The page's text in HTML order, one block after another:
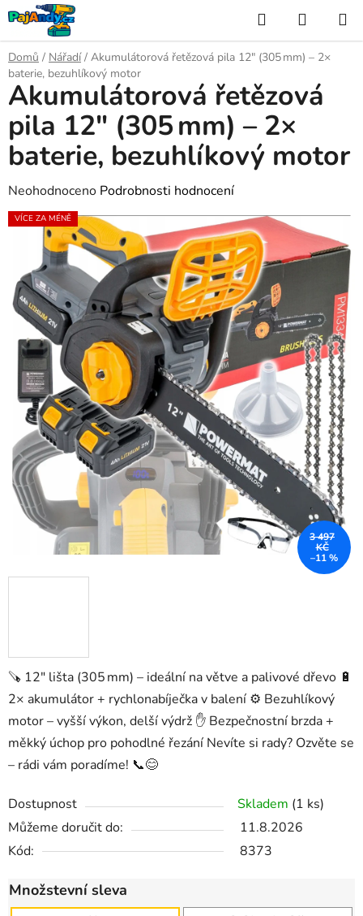
Přejít
na
obsah
Hledat
KOŠÍK
Domů / Nářadí / Akumulátorová řetězová pila 12″ (305 mm) – 2×
baterie, bezuhlíkový motor
🪚 12″ lišta (305 mm) – ideální na větve a palivové dřevo 🔋
2× akumulátor + rychlonabíječka v balení ⚙️ Bezuhlíkový
motor – vyšší výkon, delší výdrž ✋ Bezpečnostní brzda +
měkký úchop pro pohodlné řezání Nevíte si rady? Ozvěte se
– rádi vám poradíme! 📞😊
Dostupnost Skladem (1 ks)
Můžeme doručit do:
11.8.2026
Kód:
8373
Množstevní sleva
Akumulátorová řetězová
pila 12″ (305 mm) – 2×
baterie, bezuhlíkový motor
Průměrné
hodnocení
produktu
0,0
z
hvězdiček.
Neohodnoceno Podrobnosti hodnocení
VÍCE ZA MÉNĚ
3 497
KČ
–11 %